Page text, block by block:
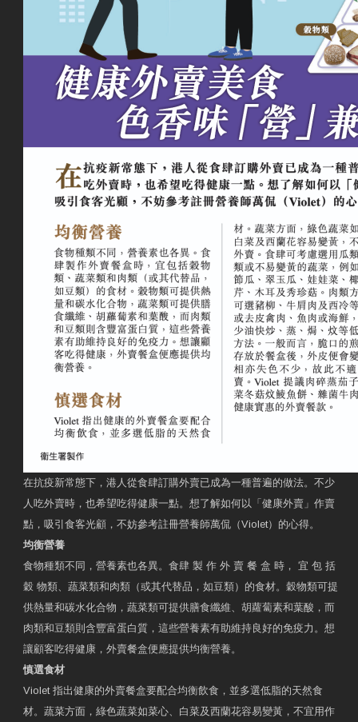
在抗疫新常態下，港人從食肆訂購外賣已成為一種普遍的做法。不少
人吃外賣時，也希望吃得健康一點。想了解如何以「健康外賣」作賣
點，吸引食客光顧，不妨參考註冊營養師萬侃（Violet）的心得。
均衡營養
食物種類不同，營養素也各異。食肆 製 作 外 賣 餐 盒 時， 宜 包 括
穀 物類、蔬菜類和肉類（或其代替品，如豆類）的食材。穀物類可提
供熱量和碳水化合物，蔬菜類可提供膳食纖維、胡蘿蔔素和葉酸，而
肉類和豆類則含豐富蛋白質，這些營養素有助維持良好的免疫力。想
讓顧客吃得健康，外賣餐盒便應提供均衡營養。
慎選食材
Violet 指出健康的外賣餐盒要配合均衡飲食，並多選低脂的天然食
材。蔬菜方面，綠色蔬菜如菜心、白菜及西蘭花容易變黃，不宜用作